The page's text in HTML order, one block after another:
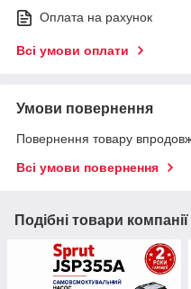
Оплата на рахунок
Всі умови оплати
Умови повернення
Повернення товару
Всі умови повернення
Подібні товари компанії